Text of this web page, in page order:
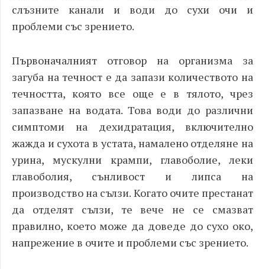
слъзните канали и води до сухи очи и
проблеми със зрението.
Първоначалният отговор на организма за
загуба на течност е да запази количеството на
течността, която все още е в тялото, чрез
запазване на водата. Това води до различни
симптоми на дехидратация, включително
жажда и сухота в устата, намалено отделяне на
урина, мускулни крампи, главоболие, леки
главоболия, сънливост и липса на
производство на сълзи. Когато очите престанат
да отделят сълзи, те вече не се смазват
правилно, което може да доведе до сухо око,
напрежение в очите и проблеми със зрението.